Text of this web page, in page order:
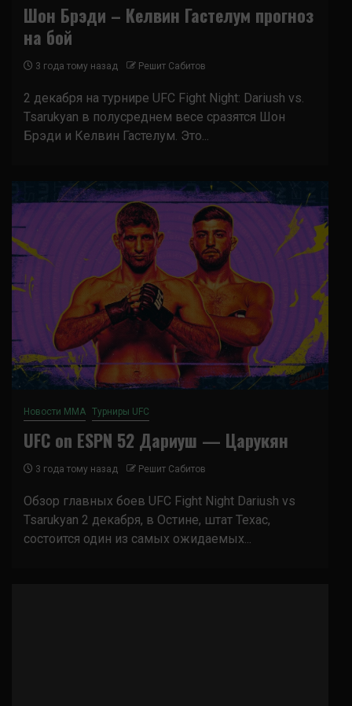
Шон Брэди – Келвин Гастелум прогноз
на бой
3 года тому назад Решит Сабитов
2 декабря на турнире UFC Fight Night: Dariush vs.
Tsarukyan в полусреднем весе сразятся Шон
Брэди и Келвин Гастелум. Это...
Новости ММА Турниры UFC
UFC on ESPN 52 Дариуш — Царукян
3 года тому назад Решит Сабитов
Обзор главных боев UFC Fight Night Dariush vs
Tsarukyan 2 декабря, в Остине, штат Техас,
состоится один из самых ожидаемых...